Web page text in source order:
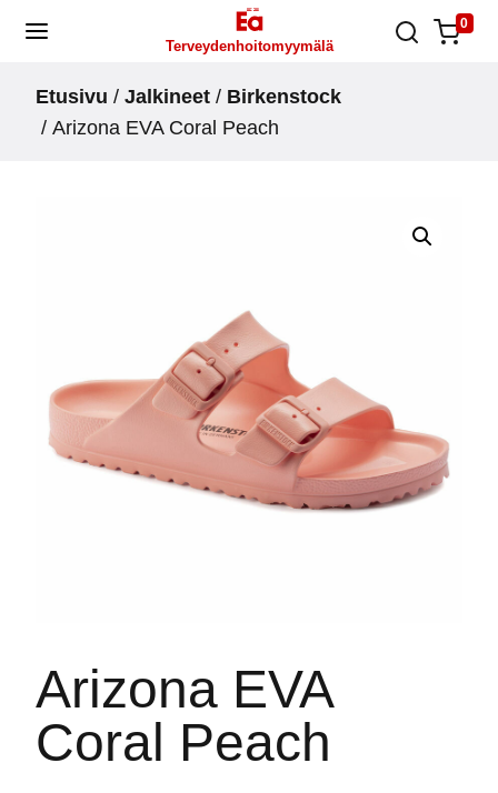
Skip
Terveydenhoitomyymälä
0
Etusivu / Jalkineet / Birkenstock
/ Arizona EVA Coral Peach
Arizona EVA
Coral Peach